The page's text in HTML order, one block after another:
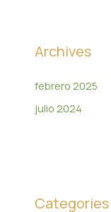
Archives
febrero 2025
julio 2024
Categories